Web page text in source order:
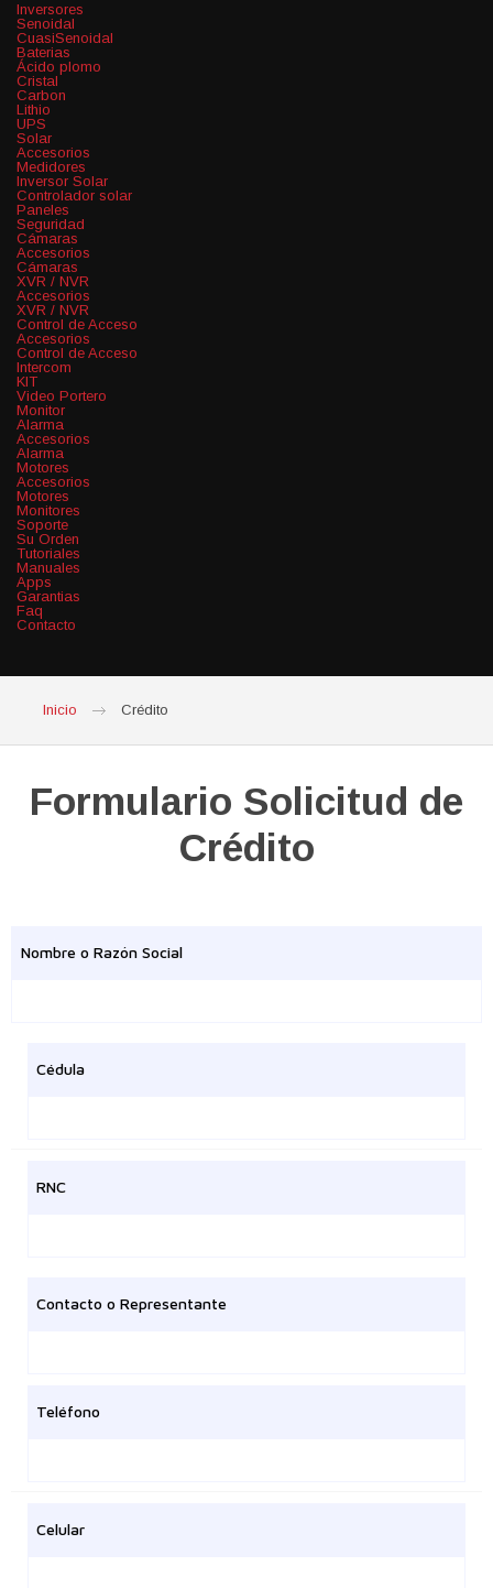
Inversores
Senoidal
CuasiSenoidal
Baterias
Ácido plomo
Cristal
Carbon
Lithio
UPS
Solar
Accesorios
Medidores
Inversor Solar
Controlador solar
Paneles
Seguridad
Cámaras
Accesorios
Cámaras
XVR / NVR
Accesorios
XVR / NVR
Control de Acceso
Accesorios
Control de Acceso
Intercom
KIT
Video Portero
Monitor
Alarma
Accesorios
Alarma
Motores
Accesorios
Motores
Monitores
Soporte
Su Orden
Tutoriales
Manuales
Apps
Garantias
Faq
Contacto
Inicio Crédito
Formulario Solicitud de
Crédito
Nombre o Razón Social
Cédula
RNC
Contacto o Representante
Teléfono
Celular